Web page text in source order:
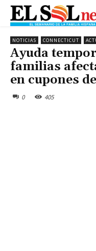
NOTICIAS CONNECTICUT
Ayuda
familias
en cupones
0 405